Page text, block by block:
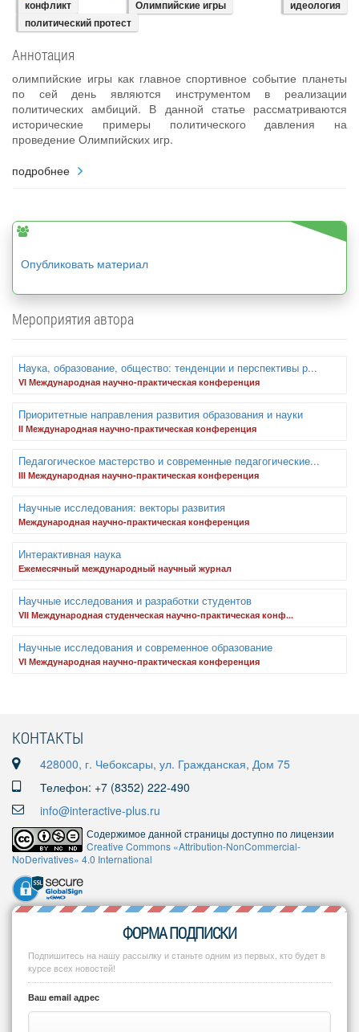
конфликт Олимпийские игры
идеология
политический протест
Аннотация
олимпийские игры как главное спортивное событие планеты
по сей день являются инструментом в реализации
политических амбиций. В данной статье рассматриваются
исторические примеры политического давления на
проведение Олимпийских игр.
подробнее
Опубликовать материал
Мероприятия автора
Наука, образование, общество: тенденции и перспективы р...
VI Международная научно-практическая конференция
Приоритетные направления развития образования и науки
II Международная научно-практическая конференция
Педагогическое мастерство и современные педагогические...
III Международная научно-практическая конференция
Научные исследования: векторы развития
Международная научно-практическая конференция
Интерактивная наука
Ежемесячный международный научный журнал
Научные исследования и разработки студентов
VII Международная студенческая научно-практическая конф...
Научные исследования и современное образование
VI Международная научно-практическая конференция
КОНТАКТЫ
428000, г. Чебоксары, ул. Гражданская, Дом 75
Телефон: +7 (8352) 222-490
info@interactive-plus.ru
Содержимое данной страницы доступно по лицензии
Creative Commons «Attribution-NonCommercial-
NoDerivatives» 4.0 International
ФОРМА ПОДПИСКИ
Подпишитесь на нашу рассылку и станьте одним из первых, кто будет в
курсе всех новостей!
Ваш email адрес